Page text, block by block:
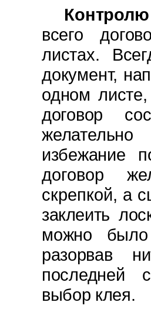
всего
листах.
документ,
одном
договор
избежание
договор
скрепкой, а
заклеить
можно
разорвав
последней
выбор клея.